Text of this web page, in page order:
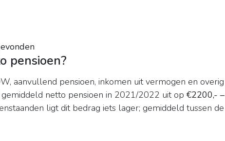
pensioen?
aanvullend pensioen, inkomen uit vermogen en overig
netto pensioen in 2021/2022 uit op €2200,- –
ligt dit bedrag iets lager; gemiddeld tussen de